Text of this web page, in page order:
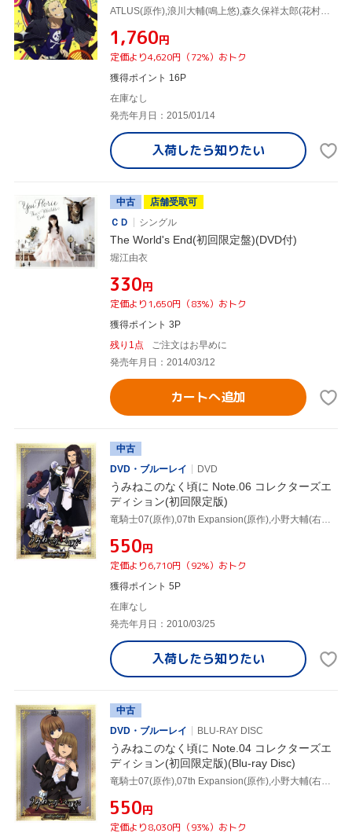
ATLUS(原作),浪川大輔(鳴上悠),森久保祥太郎(花村陽介),堀江由衣(里中千枝),進藤優(キャラクターデザイン),目黒将司(音楽),小林哲也(音楽)
¥1,760円
定価より4,620円（72%）おトク
獲得ポイント 16P
在庫なし
発売年月日：2015/01/14
入荷したら知りたい
中古
店舗受取可
ＣＤ
シングル
The World's End(初回限定盤)(DVD付)
堀江由衣
¥330円
定価より1,650円（83%）おトク
獲得ポイント 3P
残り1点
ご注文はお早めに
発売年月日：2014/03/12
カートへ追加
中古
DVD・ブルーレイ
DVD
うみねこのなく頃に Note.06 コレクターズエ
ディション(初回限定版)
竜騎士07(原作),07th Expansion(原作),小野大輔(右代宮戦人),井上麻里奈(右代宮朱志香),堀江由衣(右代宮真里亞),菊地洋子(キャラクターデザイン)
¥550円
定価より6,710円（92%）おトク
獲得ポイント 5P
在庫なし
発売年月日：2010/03/25
入荷したら知りたい
中古
DVD・ブルーレイ
BLU-RAY DISC
うみねこのなく頃に Note.04 コレクターズエ
ディション(初回限定版)(Blu-ray Disc)
竜騎士07(原作),07th Expansion(原作),小野大輔(右代宮戦人),井上麻里奈(右代宮朱志香),堀江由衣(右代宮真里亞),菊地洋子(キャラクターデザイン)
¥550円
定価より8,030円（93%）おトク